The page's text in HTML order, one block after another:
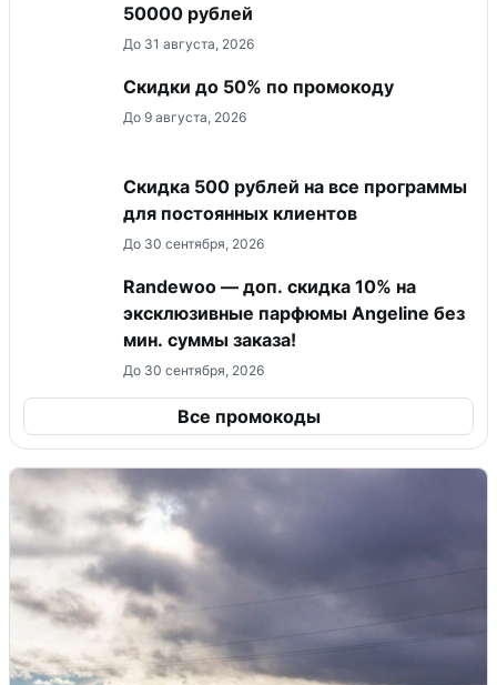
50000 рублей
До 31 августа, 2026
Скидки до 50% по промокоду
До 9 августа, 2026
Скидка 500 рублей на все программы
для постоянных клиентов
До 30 сентября, 2026
Randewoo — доп. скидка 10% на
эксклюзивные парфюмы Angeline без
мин. суммы заказа!
До 30 сентября, 2026
Все промокоды